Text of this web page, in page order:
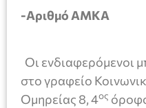
-Αριθμό ΑΜΚΑ
Οι ενδιαφερόμενοι
στο γραφείο
Ομηρείας 8, 4ος